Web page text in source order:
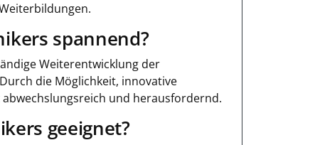
spannend?
Weiterentwicklung der
die Möglichkeit, innovative
und herausfordernd.
geeignet?